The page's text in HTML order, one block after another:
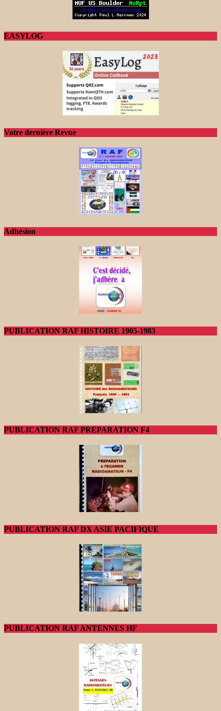
EASYLOG
Votre dernière Revue
Adhésion
PUBLICATION RAF HISTOIRE 1905-1983
PUBLICATION RAF PREPARATION F4
PUBLICATION RAF DX ASIE PACIFIQUE
PUBLICATION RAF ANTENNES HF